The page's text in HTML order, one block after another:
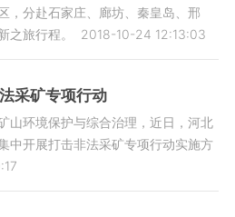
，分赴石家庄、廊坊、秦皇岛、邢
之旅行程。
2018-10-24 12:13:03
采矿专项行动
山环境保护与综合治理，近日，河北
中开展打击非法采矿专项行动实施方